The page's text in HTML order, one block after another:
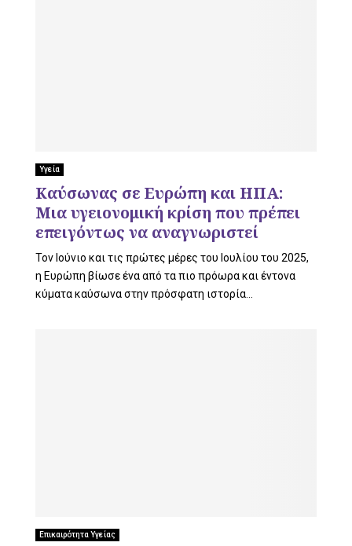
Υγεία
Καύσωνας σε Ευρώπη και ΗΠΑ:
Μια υγειονομική κρίση που πρέπει
επειγόντως να αναγνωριστεί
Τον Ιούνιο και τις πρώτες μέρες του Ιουλίου του 2025,
η Ευρώπη βίωσε ένα από τα πιο πρόωρα και έντονα
κύματα καύσωνα στην πρόσφατη ιστορία...
Επικαιρότητα Υγείας